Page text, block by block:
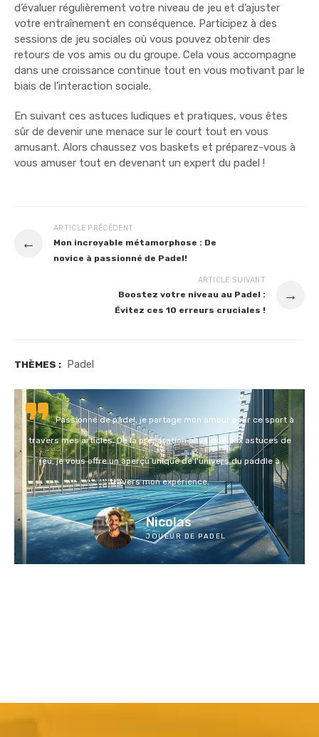
d’évaluer régulièrement votre niveau de jeu et d’ajuster
votre entraînement en conséquence. Participez à des
sessions de jeu sociales où vous pouvez obtenir des
retours de vos amis ou du groupe. Cela vous accompagne
dans une croissance continue tout en vous motivant par le
biais de l’interaction sociale.
En suivant ces astuces ludiques et pratiques, vous êtes
sûr de devenir une menace sur le court tout en vous
amusant. Alors chaussez vos baskets et préparez-vous à
vous amuser tout en devenant un expert du padel !
←
ARTICLE PRÉCÉDENT
Mon incroyable métamorphose : De
novice à passionné de Padel!
ARTICLE SUIVANT
Boostez votre niveau au Padel :
Évitez ces 10 erreurs cruciales !
→
THÈMES : Padel
Passionné de padel, je partage mon amour pour ce sport à
travers mes articles. De la préparation physique aux astuces de
jeu, je vous offre un aperçu unique de l'univers du paddle à
travers mon expérience.
Nicolas
JOUEUR DE PADEL